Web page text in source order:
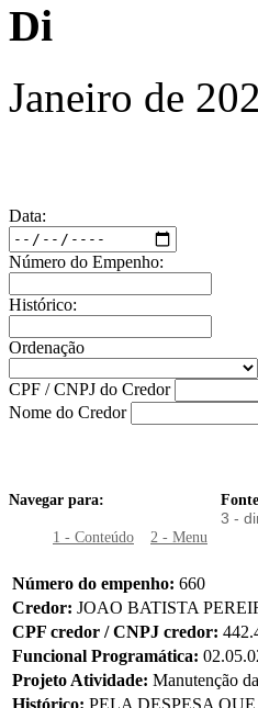
Di
Janeiro de
Data:
Número do Empenho:
Histórico:
Ordenação
CPF / CNPJ do Credor
Nome do Credor
Navegar para:
1 - Conteúdo 2 - Menu
3 -
Número do empenho: 660
Credor: JOAO BATISTA
CPF credor / CNPJ credor:
Funcional Programática:
Projeto Atividade: Manutenção
Histórico: PELA DESPESA